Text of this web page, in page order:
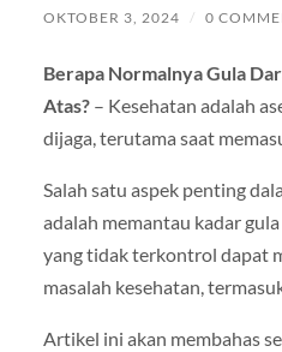
OKTOBER 3, 2024 / 0
Berapa Normalnya Gula
Atas?– Kesehatan adalah
dijaga, terutama saat
Salah satu aspek penting
adalah memantau kadar
yang tidak terkontrol dapat
masalah kesehatan,
Artikel ini akan membahas